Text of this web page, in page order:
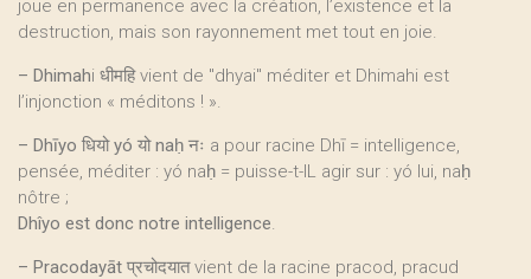
joue en permanence avec la création, l’existence et la
destruction, mais son rayonnement met tout en joie.
– Dhimahi धीमहि vient de "dhyai" méditer et Dhimahi est
l’injonction « méditons ! ».
– Dhīyo धियोyó योnaḥ नः a pour racine Dhī = intelligence,
pensée, méditer : yó naḥ = puisse-t-IL agir sur : yó lui, naḥ
nôtre ;
Dhîyo est donc notre intelligence.
– Pracodayāt प्रचोदयात vient de la racine pracod, pracud